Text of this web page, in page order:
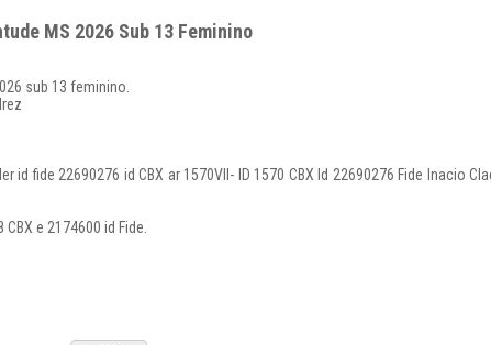
MS 2026 Sub 13 Feminino
sub 13 feminino.
fide 22690276 id CBX ar 1570Vll- ID 1570 CBX Id 22690276 Fide Inacio
e 2174600 id Fide.